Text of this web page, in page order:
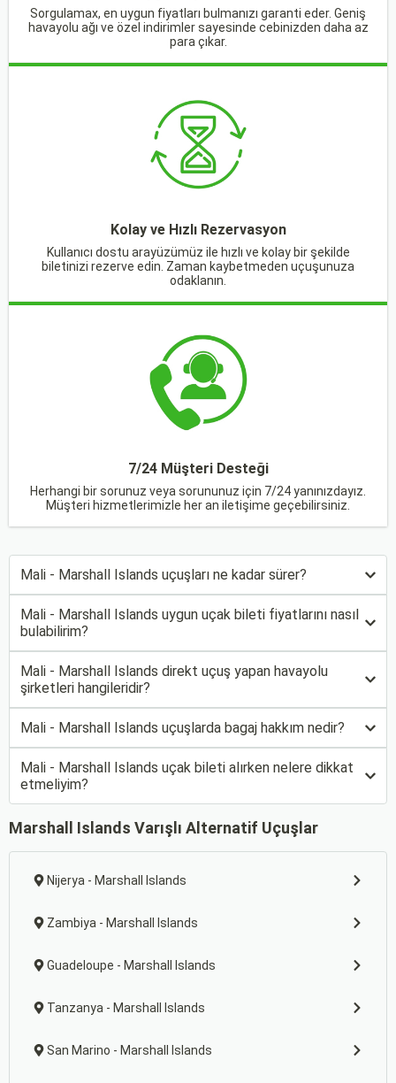
Sorgulamax, en uygun fiyatları bulmanızı garanti eder. Geniş
havayolu ağı ve özel indirimler sayesinde cebinizden daha az
para çıkar.
Kolay ve Hızlı Rezervasyon
Kullanıcı dostu arayüzümüz ile hızlı ve kolay bir şekilde
biletinizi rezerve edin. Zaman kaybetmeden uçuşunuza
odaklanın.
7/24 Müşteri Desteği
Herhangi bir sorunuz veya sorununuz için 7/24 yanınızdayız.
Müşteri hizmetlerimizle her an iletişime geçebilirsiniz.
Mali - Marshall Islands uçuşları ne kadar sürer?
Mali - Marshall Islands uygun uçak bileti fiyatlarını nasıl
bulabilirim?
Mali - Marshall Islands direkt uçuş yapan havayolu
şirketleri hangileridir?
Mali - Marshall Islands uçuşlarda bagaj hakkım nedir?
Mali - Marshall Islands uçak bileti alırken nelere dikkat
etmeliyim?
Marshall Islands Varışlı Alternatif Uçuşlar
Nijerya - Marshall Islands
Zambiya - Marshall Islands
Guadeloupe - Marshall Islands
Tanzanya - Marshall Islands
San Marino - Marshall Islands